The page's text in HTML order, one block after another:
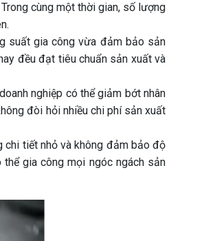
cùng một thời gian, số lượng
suất gia công vừa đảm bảo sản
đều đạt tiêu chuẩn sản xuất và
nghiệp có thể giảm bớt nhân
đòi hỏi nhiều chi phí sản xuất
tiết nhỏ và không đảm bảo độ
gia công mọi ngóc ngách sản